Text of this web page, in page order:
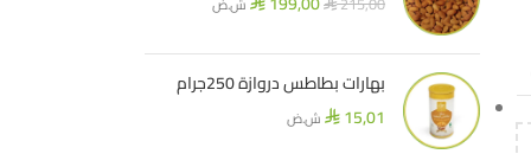
⃁
⃁
بهارات بطاطس دروازة 250جرام
⃁ 15,01 ش.ض